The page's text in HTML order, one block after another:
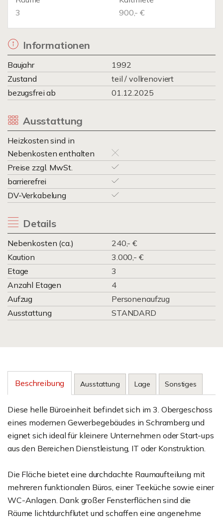
3
900,- €
Informationen
Baujahr
1992
Zustand
teil / vollrenoviert
bezugsfrei ab
01.12.2025
Ausstattung
Heizkosten sind in
Nebenkosten enthalten
Preise zzgl. MwSt.
barrierefrei
DV-Verkabelung
Details
Nebenkosten (ca.)
240,- €
Kaution
3.000,- €
Etage
3
Anzahl Etagen
4
Aufzug
Personenaufzug
Ausstattung
STANDARD
Beschreibung Ausstattung Lage Sonstiges
Diese helle Büroeinheit befindet sich im 3. Obergeschoss
eines modernen Gewerbegebäudes in Schramberg und
eignet sich ideal für kleinere Unternehmen oder Start-ups
aus den Bereichen Dienstleistung, IT oder Konstruktion.
Die Fläche bietet eine durchdachte Raumaufteilung mit
mehreren funktionalen Büros, einer Teeküche sowie einer
WC-Anlagen. Dank großer Fensterflächen sind die
Räume lichtdurchflutet und schaffen eine angenehme